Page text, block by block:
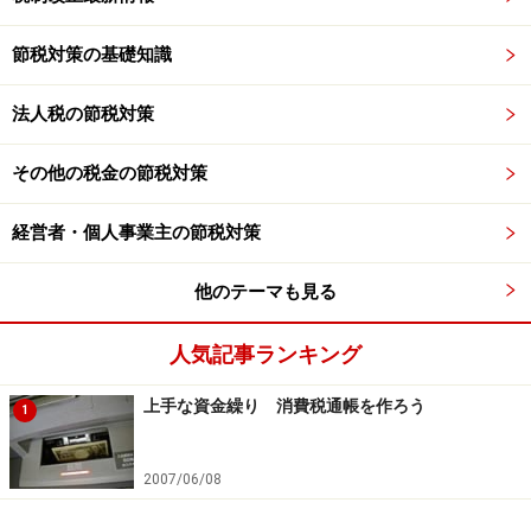
節税対策の基礎知識
法人税の節税対策
その他の税金の節税対策
経営者・個人事業主の節税対策
他のテーマも見る
人気記事ランキング
1 上手な資金繰り 消費税通帳を作ろう
2007/06/08